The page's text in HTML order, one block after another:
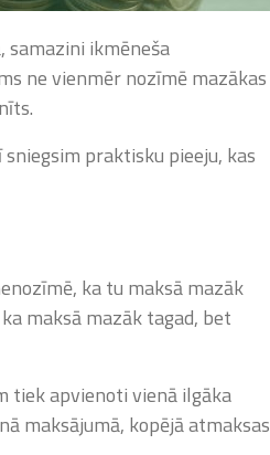
samazini ikmēneša
ne vienmēr nozīmē mazākas
praktisku pieeju, kas
ka tu maksā mazāk
maksā mazāk tagad, bet
tiek apvienoti vienā ilgāka
maksājumā, kopējā atmaksas